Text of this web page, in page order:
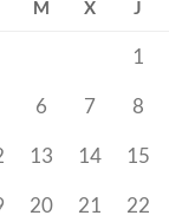
M X J
1
6 7 8
13 14 15
20 21 22